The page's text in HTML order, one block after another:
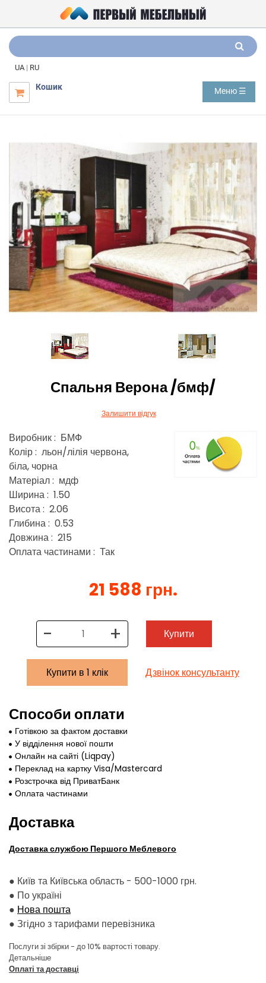
UA | RU

Кошик Меню ☰
Спальня Верона /бмф/
Залишити відгук
Виробник : БМФ
Колір : льон/лілія червона,
біла, чорна
Матеріал : мдф
Ширина : 1.50
Висота : 2.06
Глибина : 0.53
Довжина : 215
Оплата частинами : Так
21 588 грн.
- + Купити
Купити в 1 клік Дзвінок консультанту
Способи оплати
Готівкою за фактом доставки
У відділення нової пошти
Онлайн на сайті (Liqpay)
Переклад на картку Visa/Mastercard
Розстрочка від ПриватБанк
Оплата частинами
Доставка
Доставка службою Першого Меблевого
● Київ та Київська область - 500-1000 грн.
● По україні
● Нова пошта
● Згідно з тарифами перевізника
Послуги зі збірки - до 10% вартості товару.
Детальніше
Оплаті та доставці